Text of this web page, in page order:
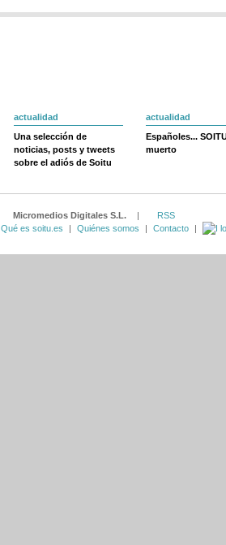
actualidad
Una selección de
noticias, posts y tweets
sobre el adiós de Soitu
actualidad
Españoles...
muerto
Micromedios Digitales S.L. |
RSS
Qué es soitu.es
| Quiénes somos | Contacto |